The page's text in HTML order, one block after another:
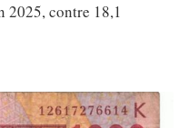
2025, contre 18,1